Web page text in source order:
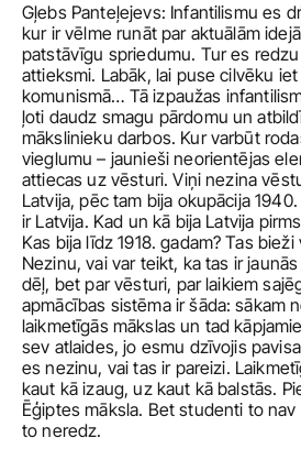
Gļebs Panteļejevs: Infantilismu es
kur ir vēlme runāt par aktuālām
patstāvīgu spriedumu. Tur es
attieksmi. Labāk, lai puse cilvēku
komunismā… Tā izpaužas
ļoti daudz smagu pārdomu un
mākslinieku darbos. Kur varbūt
vieglumu – jaunieši neorientējas
attiecas uz vēsturi. Viņi nezina
Latvija, pēc tam bija okupācija
ir Latvija. Kad un kā bija Latvija
Kas bija līdz 1918. gadam? Tas
Nezinu, vai var teikt, ka tas ir
dēļ, bet par vēsturi, par laikiem
apmācības sistēma ir šāda: sākam
laikmetīgās mākslas un tad
sev atlaides, jo esmu dzīvojis
es nezinu, vai tas ir pareizi.
kaut kā izaug, uz kaut kā balstās.
Ēģiptes māksla. Bet studenti to
to neredz.